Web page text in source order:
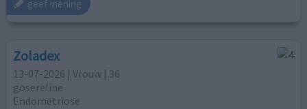
geef mening
Zoladex
13-07-2026 | Vrouw | 36
gosereline
Endometriose